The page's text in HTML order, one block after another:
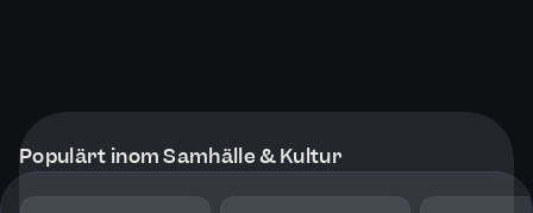
Populärt inom Samhälle & Kultur